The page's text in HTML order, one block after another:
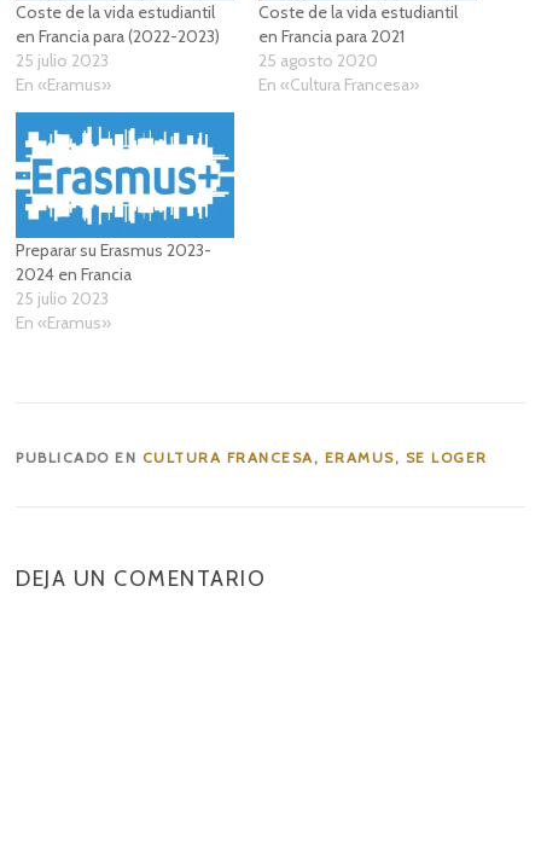
Coste de la vida estudiantil
en Francia para (2022-2023)
25 julio 2023
En «Eramus»
Coste de la vida estudiantil
en Francia para 2021
25 agosto 2020
En «Cultura Francesa»
Preparar su Erasmus 2023-
2024 en Francia
25 julio 2023
En «Eramus»
PUBLICADO EN CULTURA FRANCESA, ERAMUS, SE LOGER
DEJA UN COMENTARIO